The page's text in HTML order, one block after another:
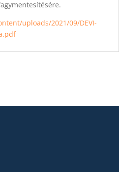
uploads/2021/09/DEVI-